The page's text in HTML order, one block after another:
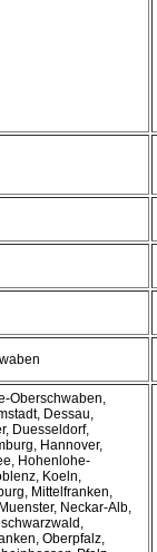
Oberschwaben,
Dessau,
Duesseldorf,
Hannover,
Hohenlohe-
Koeln,
Mittelfranken,
Neckar-Alb,
Oberpfalz,